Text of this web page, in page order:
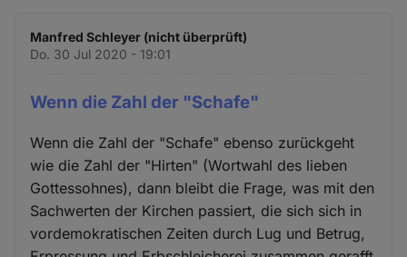
Manfred Schleyer (nicht überprüft)
Do. 30 Jul 2020 - 19:01
Wenn die Zahl der "Schafe"
Wenn die Zahl der "Schafe" ebenso zurückgeht
wie die Zahl der "Hirten" (Wortwahl des lieben
Gottessohnes), dann bleibt die Frage, was mit den
Sachwerten der Kirchen passiert, die sich sich in
vordemokratischen Zeiten durch Lug und Betrug,